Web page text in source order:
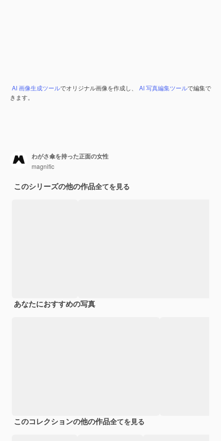
AI 画像生成ツールでオリジナル画像を作成し、 AI 写真編集ツールで編集で
きます。
わがさ傘を持った正面の女性
magnific
このシリーズの他の作品全てを見る
あなたにおすすめの写真
このコレクションの他の作品全てを見る